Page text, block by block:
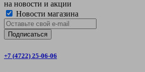
на новости и акции
Новости магазина
+7 (4722) 25-06-06